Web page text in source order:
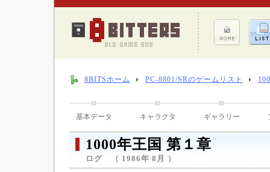
8BITSホーム PC-8801/SRのゲームリスト
基本データ キャラクタ ギャラリー
1000年王国 第１章
ログ （ 1986年 8月 ）